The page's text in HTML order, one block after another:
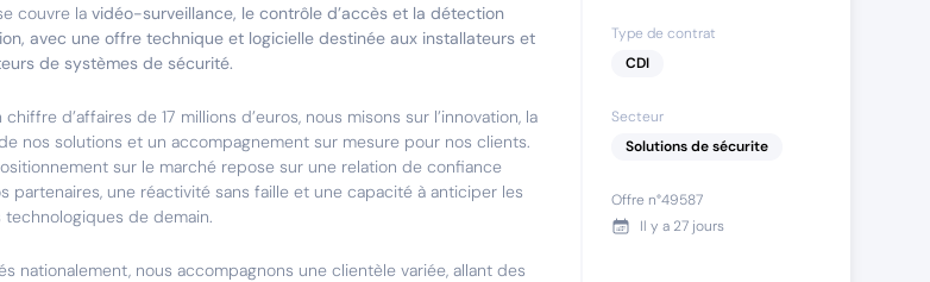
couvre la vidéo-surveillance, le contrôle d’accès et la détection
avec une offre technique et logicielle destinée aux installateurs et
de systèmes de sécurité.
chiffre d’affaires de 17 millions d’euros, nous misons sur l’innovation, la
nos solutions et un accompagnement sur mesure pour nos clients.
sur le marché repose sur une relation de confiance
partenaires, une réactivité sans faille et une capacité à anticiper les
technologiques de demain.
nationalement, nous accompagnons une clientèle variée, allant des
Type de contrat
CDI
Secteur
Solutions de sécurite
Offre n°49587
Il y a 27 jours